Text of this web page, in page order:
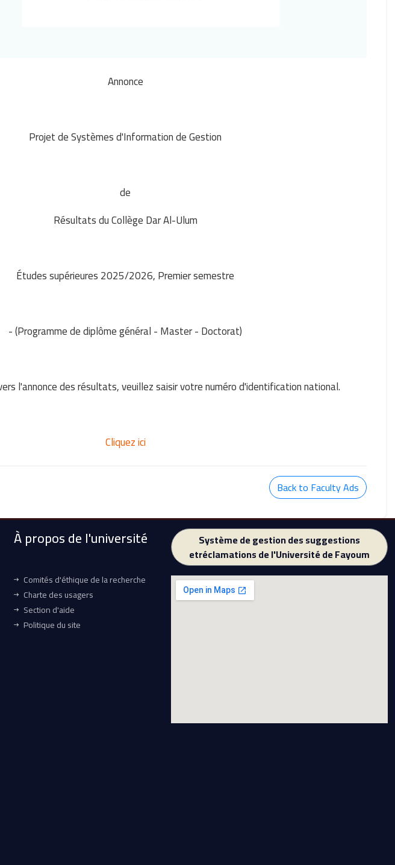
Annonce
Projet de Systèmes d'Information de Gestion
de
Résultats du Collège Dar Al-Ulum
Études supérieures 2025/2026, Premier semestre
- (Programme de diplôme général - Master - Doctorat)
l'annonce des résultats, veuillez saisir votre numéro d'identification national.
Cliquez ici
Back to Faculty Ads
À propos de l'université
Comités d'éthique de la recherche
Charte des usagers
Section d'aide
Politique du site
Système de gestion des suggestions
etréclamations de l'Université de Fayoum